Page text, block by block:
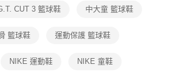
support/home
有限公司提供之「AFTEE先享後付」服務完成之交
限公司。
CUT 3 籃球鞋 中大童 籃球鞋
籃球鞋 運動保護 籃球鞋
NIKE 運動鞋 NIKE 童鞋